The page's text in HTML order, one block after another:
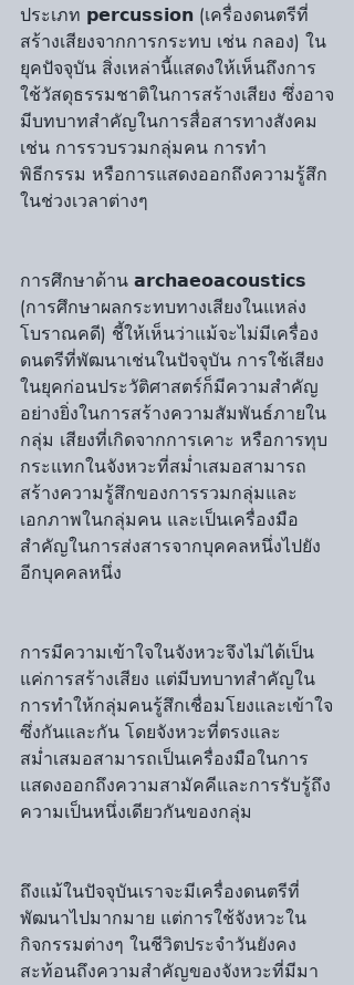
ประเภท 𝗽𝗲𝗿𝗰𝘂𝘀𝘀𝗶𝗼𝗻 (เครื่องดนตรีที่
สร้างเสียงจากการกระทบ เช่น กลอง) ใน
ยุคปัจจุบัน สิ่งเหล่านี้แสดงให้เห็นถึงการ
ใช้วัสดุธรรมชาติในการสร้างเสียง ซึ่งอาจ
มีบทบาทสำคัญในการสื่อสารทางสังคม
เช่น การรวบรวมกลุ่มคน การทำ
พิธีกรรม หรือการแสดงออกถึงความรู้สึก
ในช่วงเวลาต่างๆ
การศึกษาด้าน 𝗮𝗿𝗰𝗵𝗮𝗲𝗼𝗮𝗰𝗼𝘂𝘀𝘁𝗶𝗰𝘀
(การศึกษาผลกระทบทางเสียงในแหล่ง
โบราณคดี) ชี้ให้เห็นว่าแม้จะไม่มีเครื่อง
ดนตรีที่พัฒนาเช่นในปัจจุบัน การใช้เสียง
ในยุคก่อนประวัติศาสตร์ก็มีความสำคัญ
อย่างยิ่งในการสร้างความสัมพันธ์ภายใน
กลุ่ม เสียงที่เกิดจากการเคาะ หรือการทุบ
กระแทกในจังหวะที่สม่ำเสมอสามารถ
สร้างความรู้สึกของการรวมกลุ่มและ
เอกภาพในกลุ่มคน และเป็นเครื่องมือ
สำคัญในการส่งสารจากบุคคลหนึ่งไปยัง
อีกบุคคลหนึ่ง
การมีความเข้าใจในจังหวะจึงไม่ได้เป็น
แค่การสร้างเสียง แต่มีบทบาทสำคัญใน
การทำให้กลุ่มคนรู้สึกเชื่อมโยงและเข้าใจ
ซึ่งกันและกัน โดยจังหวะที่ตรงและ
สม่ำเสมอสามารถเป็นเครื่องมือในการ
แสดงออกถึงความสามัคคีและการรับรู้ถึง
ความเป็นหนึ่งเดียวกันของกลุ่ม
ถึงแม้ในปัจจุบันเราจะมีเครื่องดนตรีที่
พัฒนาไปมากมาย แต่การใช้จังหวะใน
กิจกรรมต่างๆ ในชีวิตประจำวันยังคง
สะท้อนถึงความสำคัญของจังหวะที่มีมา